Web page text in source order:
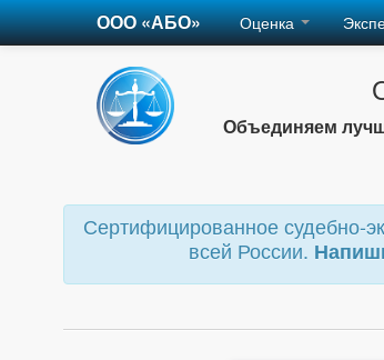
ООО «АБО» Оценка
Объединяем
Сертифицированное судебно-
всей России.